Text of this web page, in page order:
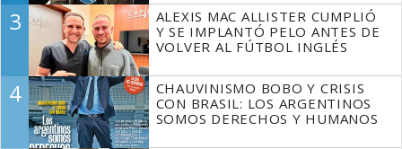
3
ALEXIS MAC ALLISTER CUMPLIÓ
Y SE IMPLANTÓ PELO ANTES DE
VOLVER AL FÚTBOL INGLÉS
4
CHAUVINISMO BOBO Y CRISIS
CON BRASIL: LOS ARGENTINOS
SOMOS DERECHOS Y HUMANOS